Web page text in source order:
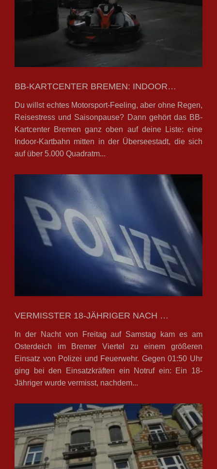
BB-KARTCENTER BREMEN: INDOOR…
Du willst echtes Motorsport-Feeling, aber ohne Regen,
Reisestress und Saisonpause? Dann gehört das BB-
Kartcenter Bremen ganz oben auf deine Liste: eine
Indoor-Kartbahn mitten in der Überseestadt, die sich
auf über 5.000 Quadratm...
VERMISSTER 18-JÄHRIGER NACH …
In der Nacht von Freitag auf Samstag kam es am
Osterdeich im Bremer Viertel zu einem größeren
Einsatz von Polizei und Feuerwehr. Gegen 01:50 Uhr
ging bei den Einsatzkräften ein Notruf ein: Ein 18-
Jähriger wurde vermisst, nachdem...